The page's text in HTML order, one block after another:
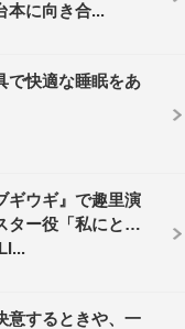
本に向き合...
で快適な睡眠をあ
ギウギ』で趣里演
ター役「私にとっ
意するときや、一